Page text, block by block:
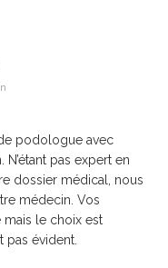
podologue avec
pas expert en
dossier médical, nous
médecin. Vos
le choix est
pas évident.